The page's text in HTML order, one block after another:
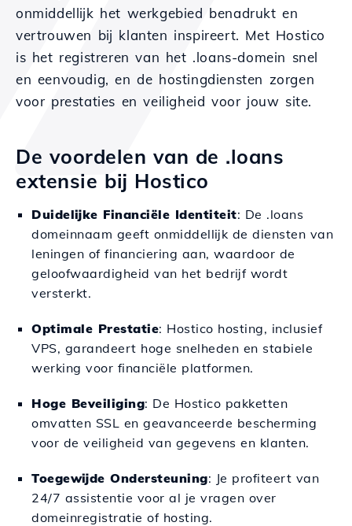
onmiddellijk het werkgebied benadrukt en
vertrouwen bij klanten inspireert. Met Hostico
is het registreren van het .loans-domein snel
en eenvoudig, en de hostingdiensten zorgen
voor prestaties en veiligheid voor jouw site.
De voordelen van de .loans
extensie bij Hostico
Duidelijke Financiële Identiteit: De .loans
domeinnaam geeft onmiddellijk de diensten van
leningen of financiering aan, waardoor de
geloofwaardigheid van het bedrijf wordt
versterkt.
Optimale Prestatie: Hostico hosting, inclusief
VPS, garandeert hoge snelheden en stabiele
werking voor financiële platformen.
Hoge Beveiliging: De Hostico pakketten
omvatten SSL en geavanceerde bescherming
voor de veiligheid van gegevens en klanten.
Toegewijde Ondersteuning: Je profiteert van
24/7 assistentie voor al je vragen over
domeinregistratie of hosting.